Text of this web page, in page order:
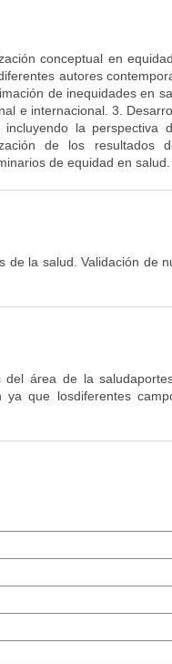
conceptual en
autores
de inequidades en
e internacional. 3.
la perspectiva
de los resultados
de equidad en salud.
de la salud. Validación de
del área de la
ya que losdiferentes